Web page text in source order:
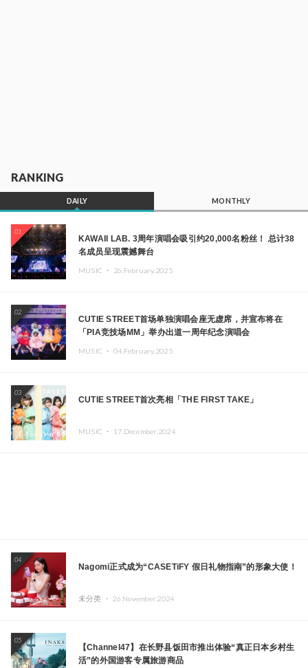
RANKING
DAILY MONTHLY
01
KAWAII LAB. 3周年演唱会吸引约20,000名粉丝！ 总计38
名成员呈现震撼舞台
MUSIC ・ 26.February.2025
02
CUTIE STREET首场单独演唱会座无虚席，并宣布将在
「PIA竞技场MM」举办出道一周年纪念演唱会
MUSIC ・ 04.February.2025
03
CUTIE STREET首次亮相「THE FIRST TAKE」
MUSIC ・ 17.December.2024
04
Nagomi正式成为“CASETiFY 假日礼物指南”的形象大使！
未分类 ・ 26.November.2024
05
【Channel47】在长野县饭田市推出体验“真正日本乡村生
活”的外国游客专属旅游商品